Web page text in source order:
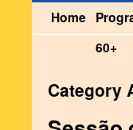
Home
60+
Category